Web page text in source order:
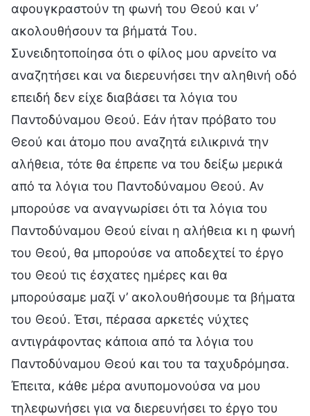
αφουγκραστούν τη φωνή του Θεού και ν’
ακολουθήσουν τα βήματά Του.
Συνειδητοποίησα ότι ο φίλος μου αρνείτο να
αναζητήσει και να διερευνήσει την αληθινή οδό
επειδή δεν είχε διαβάσει τα λόγια του
Παντοδύναμου Θεού. Εάν ήταν πρόβατο του
Θεού και άτομο που αναζητά ειλικρινά την
αλήθεια, τότε θα έπρεπε να του δείξω μερικά
από τα λόγια του Παντοδύναμου Θεού. Αν
μπορούσε να αναγνωρίσει ότι τα λόγια του
Παντοδύναμου Θεού είναι η αλήθεια κι η φωνή
του Θεού, θα μπορούσε να αποδεχτεί το έργο
του Θεού τις έσχατες ημέρες και θα
μπορούσαμε μαζί ν’ ακολουθήσουμε τα βήματα
του Θεού. Έτσι, πέρασα αρκετές νύχτες
αντιγράφοντας κάποια από τα λόγια του
Παντοδύναμου Θεού και του τα ταχυδρόμησα.
Έπειτα, κάθε μέρα ανυπομονούσα να μου
τηλεφωνήσει για να διερευνήσει το έργο του